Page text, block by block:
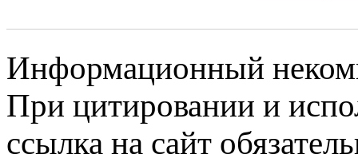
Информационный
При цитировании и
ссылка на сайт